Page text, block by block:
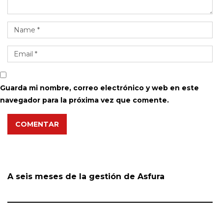
Guarda mi nombre, correo electrónico y web en este
navegador para la próxima vez que comente.
COMENTAR
A seis meses de la gestión de Asfura